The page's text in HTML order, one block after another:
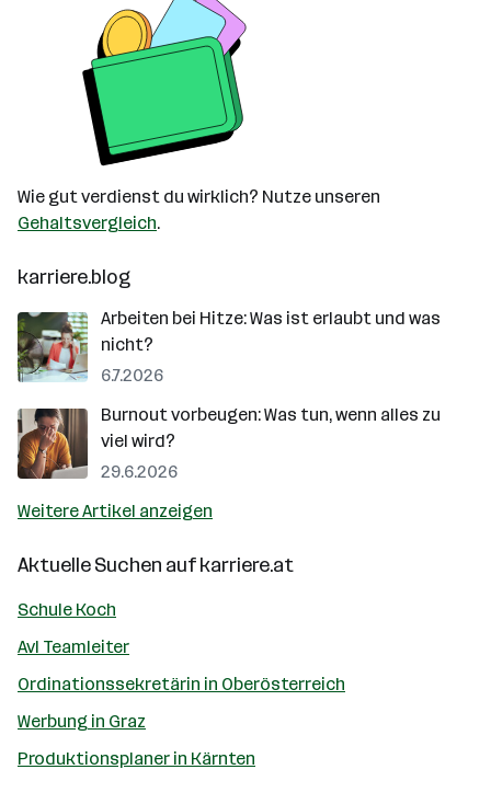
Wie gut verdienst du wirklich? Nutze unseren
Gehaltsvergleich.
karriere.blog
Arbeiten bei Hitze: Was ist erlaubt und was
nicht?
6.7.2026
Burnout vorbeugen: Was tun, wenn alles zu
viel wird?
29.6.2026
Weitere Artikel anzeigen
Aktuelle Suchen aufkarriere.at
Schule Koch
Avl Teamleiter
Ordinationssekretärin in Oberösterreich
Werbung in Graz
Produktionsplaner in Kärnten